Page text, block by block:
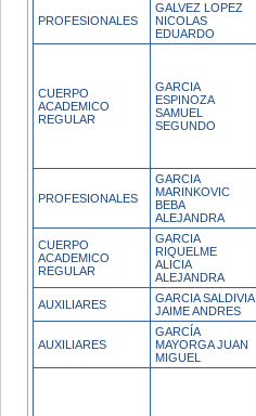
PROFESIONALES
GALVEZ LOPEZ
NICOLAS
EDUARDO
CUERPO
ACADEMICO
REGULAR
GARCIA
ESPINOZA
SAMUEL
SEGUNDO
PROFESIONALES
GARCIA
MARINKOVIC
BEBA
ALEJANDRA
CUERPO
ACADEMICO
REGULAR
GARCIA
RIQUELME
ALICIA
ALEJANDRA
AUXILIARES
GARCIA SALDIVIA
JAIME ANDRES
AUXILIARES
GARCÍA
MAYORGA JUAN
MIGUEL